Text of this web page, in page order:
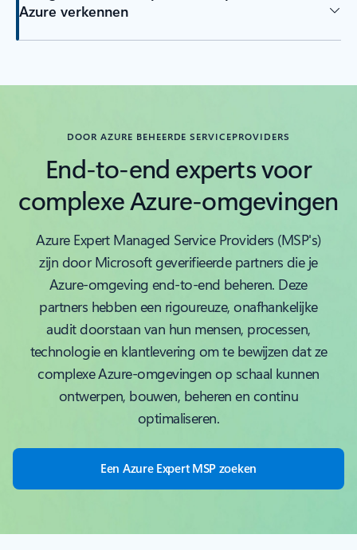
Azure verkennen
DOOR AZURE BEHEERDE SERVICEPROVIDERS
End-to-end experts voor
complexe Azure-omgevingen
Azure Expert Managed Service Providers (MSP's)
zijn door Microsoft geverifieerde partners die je
Azure-omgeving end-to-end beheren. Deze
partners hebben een rigoureuze, onafhankelijke
audit doorstaan van hun mensen, processen,
technologie en klantlevering om te bewijzen dat ze
complexe Azure-omgevingen op schaal kunnen
ontwerpen, bouwen, beheren en continu
optimaliseren.
Een Azure Expert MSP zoeken